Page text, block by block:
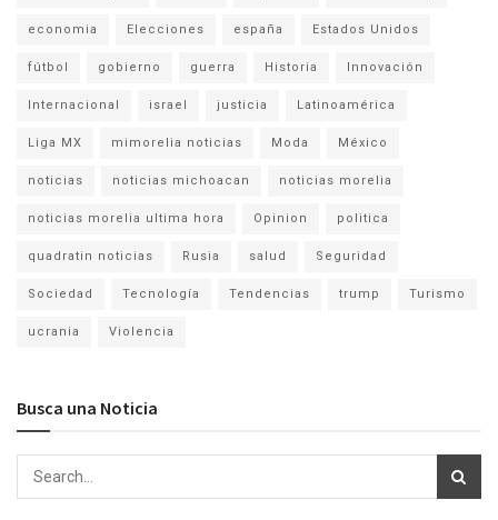
economia Elecciones españa Estados Unidos
fútbol gobierno guerra Historia Innovación
Internacional israel justicia Latinoamérica
Liga MX mimorelia noticias Moda México
noticias noticias michoacan noticias morelia
noticias morelia ultima hora Opinion politica
quadratin noticias Rusia salud Seguridad
Sociedad Tecnología Tendencias trump Turismo
ucrania Violencia
Busca una Noticia